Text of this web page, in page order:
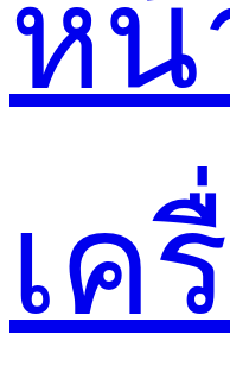
หน้
เค